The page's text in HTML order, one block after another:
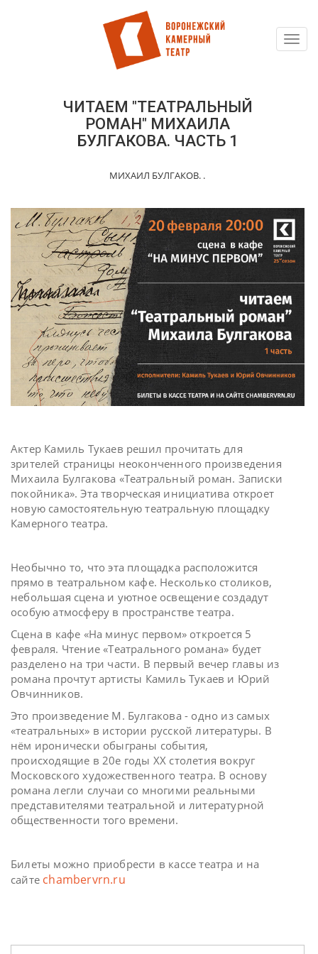
ЧИТАЕМ "ТЕАТРАЛЬНЫЙ
РОМАН" МИХАИЛА
БУЛГАКОВА. ЧАСТЬ 1
МИХАИЛ БУЛГАКОВ. .
Актер Камиль Тукаев решил прочитать для
зрителей страницы неоконченного произведения
Михаила Булгакова «Театральный роман. Записки
покойника». Эта творческая инициатива откроет
новую самостоятельную театральную площадку
Камерного театра.
Необычно то, что эта площадка расположится
прямо в театральном кафе. Несколько столиков,
небольшая сцена и уютное освещение создадут
особую атмосферу в пространстве театра.
Сцена в кафе «На минус первом» откроется 5
февраля. Чтение «Театрального романа» будет
разделено на три части. В первый вечер главы из
романа прочтут артисты Камиль Тукаев и Юрий
Овчинников.
Это произведение М. Булгакова - одно из самых
«театральных» в истории русской литературы. В
нём иронически обыграны события,
происходящие в 20е годы ХХ столетия вокруг
Московского художественного театра. В основу
романа легли случаи со многими реальными
представителями театральной и литературной
общественности того времени.
Билеты можно приобрести в кассе театра и на
сайте chambervrn.ru